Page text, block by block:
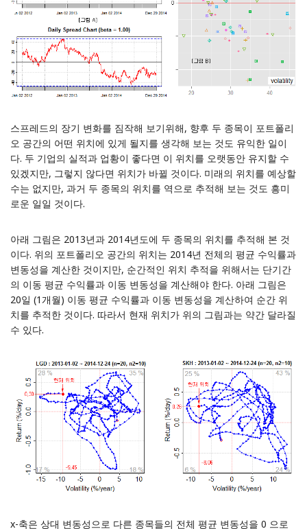
스프레드의 장기 변화를 짐작해 보기위해, 향후 두 종목이 포트폴리
오 공간의 어떤 위치에 있게 될지를 생각해 보는 것도 유익한 일이
다. 두 기업의 실적과 업황이 좋다면 이 위치를 오랫동안 유지할 수
있겠지만, 그렇지 않다면 위치가 바뀔 것이다. 미래의 위치를 예상할
수는 없지만, 과거 두 종목의 위치를 역으로 추적해 보는 것도 흥미
로운 일일 것이다.
아래 그림은 2013년과 2014년도에 두 종목의 위치를 추적해 본 것
이다. 위의 포트폴리오 공간의 위치는 2014년 전체의 평균 수익률과
변동성을 계산한 것이지만, 순간적인 위치 추적을 위해서는 단기간
의 이동 평균 수익률과 이동 변동성을 계산해야 한다. 아래 그림은
20일 (1개월) 이동 평균 수익률과 이동 변동성을 계산하여 순간 위
치를 추적한 것이다. 따라서 현재 위치가 위의 그림과는 약간 달라질
수 있다.
x-축은 상대 변동성으로 다른 종목들의 전체 평균 변동성을 0 으로